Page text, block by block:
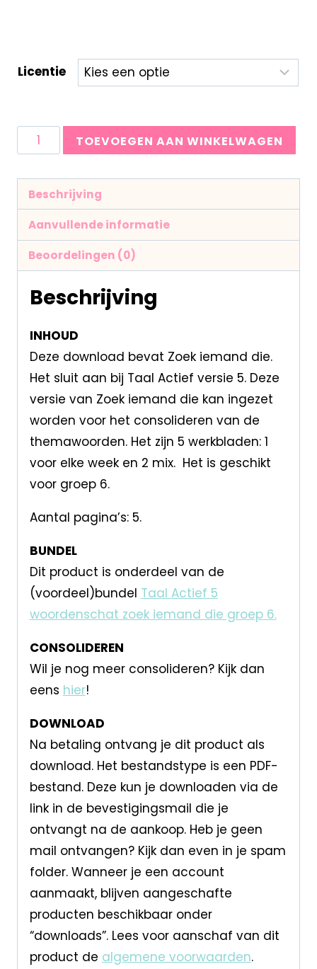
Licentie
TOEVOEGEN AAN WINKELWAGEN
Beschrijving
Aanvullende informatie
Beoordelingen (0)
Beschrijving
INHOUD
Deze download bevat Zoek iemand die.
Het sluit aan bij Taal Actief versie 5. Deze
versie van Zoek iemand die kan ingezet
worden voor het consolideren van de
themawoorden. Het zijn 5 werkbladen: 1
voor elke week en 2 mix. Het is geschikt
voor groep 6.
Aantal pagina’s: 5.
BUNDEL
Dit product is onderdeel van de
(voordeel)bundel Taal Actief 5
woordenschat zoek iemand die groep 6.
CONSOLIDEREN
Wil je nog meer consolideren? Kijk dan
eens hier!
DOWNLOAD
Na betaling ontvang je dit product als
download. Het bestandstype is een PDF-
bestand. Deze kun je downloaden via de
link in de bevestigingsmail die je
ontvangt na de aankoop. Heb je geen
mail ontvangen? Kijk dan even in je spam
folder. Wanneer je een account
aanmaakt, blijven aangeschafte
producten beschikbaar onder
“downloads”. Lees voor aanschaf van dit
product de algemene voorwaarden.